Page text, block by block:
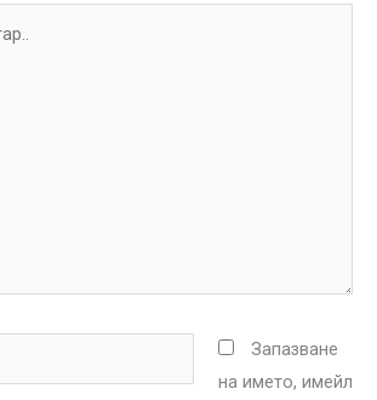
Запазване
на името, имейл